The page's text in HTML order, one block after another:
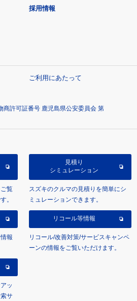
採用情報
ご利用にあたって
商許可証番号 鹿児島県公安委員会 第
覧
。
見積り
シミュレーション
スズキのクルマの見積りを簡単にシ
ミュレーションできます。
報
リコール等情報
リコール/改善対策/サービスキャンペ
ーンの情報をご覧いただけます。
ッ
サ